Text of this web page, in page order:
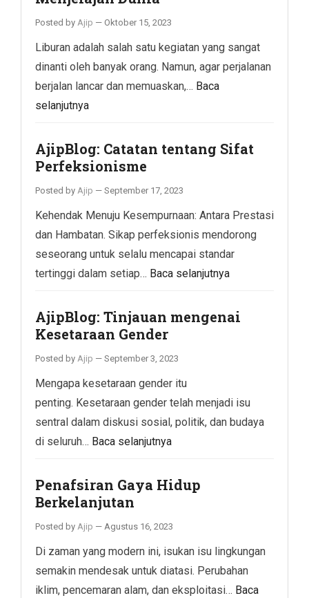
Posted by Ajip — Oktober 15, 2023
Liburan adalah salah satu kegiatan yang sangat
dinanti oleh banyak orang. Namun, agar perjalanan
berjalan lancar dan memuaskan,… Baca
selanjutnya
AjipBlog: Catatan tentang Sifat
Perfeksionisme
Posted by Ajip — September 17, 2023
Kehendak Menuju Kesempurnaan: Antara Prestasi
dan Hambatan. Sikap perfeksionis mendorong
seseorang untuk selalu mencapai standar
tertinggi dalam setiap… Baca selanjutnya
AjipBlog: Tinjauan mengenai
Kesetaraan Gender
Posted by Ajip — September 3, 2023
Mengapa kesetaraan gender itu
penting. Kesetaraan gender telah menjadi isu
sentral dalam diskusi sosial, politik, dan budaya
di seluruh… Baca selanjutnya
Penafsiran Gaya Hidup
Berkelanjutan
Posted by Ajip — Agustus 16, 2023
Di zaman yang modern ini, isukan isu lingkungan
semakin mendesak untuk diatasi. Perubahan
iklim, pencemaran alam, dan eksploitasi… Baca